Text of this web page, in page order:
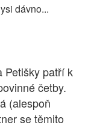
dávno...
Petišky patří k
četby.
(alespoň
se těmito